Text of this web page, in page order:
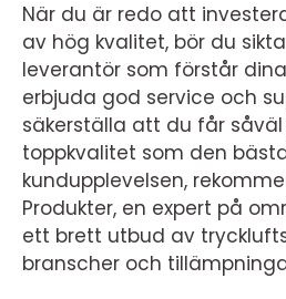
När du är redo att
av hög kvalitet, bör du
leverantör som förstår
erbjuda god service och
säkerställa att du får
toppkvalitet som den
kundupplevelsen,
Produkter, en expert på
ett brett utbud av
branscher och